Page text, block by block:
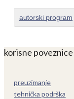
autorski program
korisne poveznice
preuzimanje
tehnička podrška